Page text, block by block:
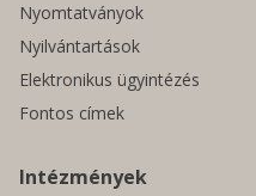
Nyomtatványok
Nyilvántartások
Elektronikus ügyintézés
Fontos címek
Intézmények